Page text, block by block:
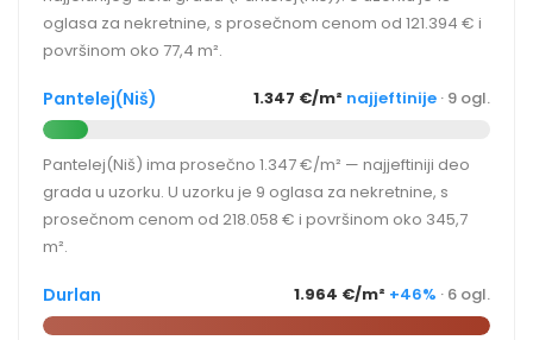
oglasa za nekretnine, s prosečnom cenom od 121.394 € i
površinom oko 77,4 m².
Pantelej(Niš) 1.347 €/m² najjeftinije · 9 ogl.
Pantelej(Niš) ima prosečno 1.347 €/m² — najjeftiniji deo
grada u uzorku. U uzorku je 9 oglasa za nekretnine, s
prosečnom cenom od 218.058 € i površinom oko 345,7
m².
Durlan 1.964 €/m² +46% · 6 ogl.